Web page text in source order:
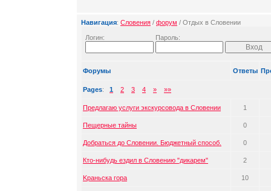
Навигация: Словения / форум / Отдых в Словении
Логин: Пароль:
Форумы Ответы
Pages: 1 2 3 4 » »»
Предлагаю услуги экскурсовода в Словении 1
Пещерные тайны 0
Добраться до Словении. Бюджетный способ. 0
Кто-нибудь ездил в Словению "дикарем" 2
Kраньска гора 10